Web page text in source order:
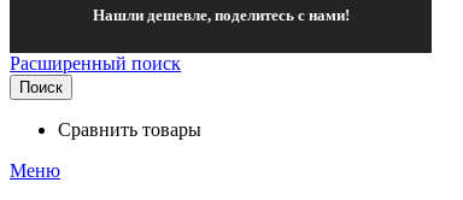
Нашли дешевле, поделитесь с нами!
Расширенный поиск
Поиск
Сравнить товары
Меню